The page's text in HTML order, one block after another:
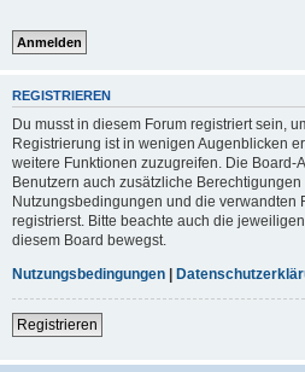
REGISTRIEREN
Du musst in diesem Forum registriert sein,
Registrierung ist in wenigen Augenblicken
weitere Funktionen zuzugreifen. Die Board-
Benutzern auch zusätzliche
Nutzungsbedingungen und die verwandten
registrierst. Bitte beachte auch die
diesem Board bewegst.
Nutzungsbedingungen |
Registrieren